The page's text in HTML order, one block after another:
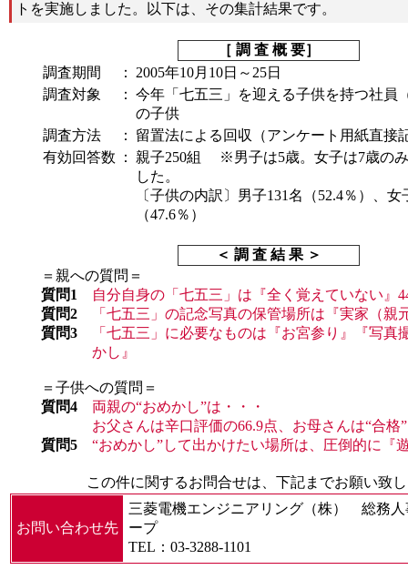
トを実施しました。以下は、その集計結果です。
［ 調 査 概 要］
調査期間
：
2005年10月10日～25日
調査対象
： 今年「七五三」を迎える子供を持つ社員
の子供
調査方法
：
留置法による回収（アンケート用紙直接
有効回答数
：
親子250組 ※男子は5歳。女子は7歳の
した。
〔子供の内訳〕男子131名（52.4％）、女
（47.6％）
＜ 調 査 結 果 ＞
＝親への質問＝
質問1
自分自身の「七五三」は『全く覚えていない』
質問2
「七五三」の記念写真の保管場所は『実家（親
質問3
「七五三」に必要なものは『お宮参り』『写真
かし』
＝子供への質問＝
質問4
両親の“おめかし”は・・・
お父さんは辛口評価の66.9点、お母さんは“合格
質問5
“おめかし”して出かけたい場所は、圧倒的に『
この件に関するお問合せは、下記までお願い致
お問い合わせ先
三菱電機エンジニアリング（株） 総務
ープ
TEL：03-3288-1101